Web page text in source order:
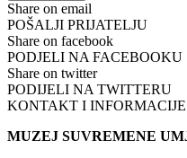
Share on email
POŠALJI PRIJATELJU
Share on facebook
PODJELI NA FACEBOOKU
Share on twitter
PODIJELI NA TWITTERU
KONTAKT I INFORMACIJE
MUZEJ SUVREMENE